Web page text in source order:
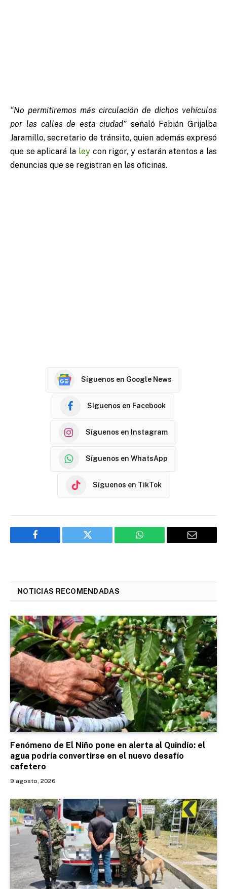
“No permitiremos más circulación de dichos vehículos
por las calles de esta ciudad”señaló Fabián Grijalba
Jaramillo, secretario de tránsito, quien además expresó
que se aplicará la leycon rigor, y estarán atentos a las
denuncias que se registran en las oficinas.
Síguenos en Google News
Síguenos en Facebook
Síguenos en Instagram
Síguenos en WhatsApp
Síguenos en TikTok
Facebook Twitter WhatsApp Email
NOTICIAS RECOMENDADAS
Fenómeno de El Niño pone en alerta al Quindío: el
agua podría convertirse en el nuevo desafío
cafetero
9 agosto, 2026